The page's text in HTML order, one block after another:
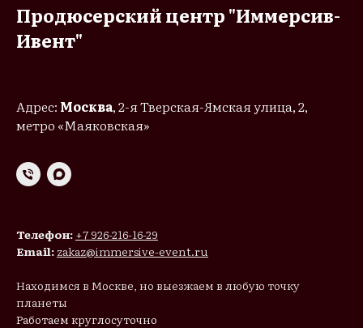
Продюсерский центр "Иммерсив-
Ивент"
Адрес: Москва, 2-я Тверская-Ямская улица, 2,
метро «Маяковская»
Телефон: +7 926-216-16-29
Email: zakaz@immersive-event.ru
Находимся в Москве, но выезжаем в любую точку
планеты
Работаем круглосуточно